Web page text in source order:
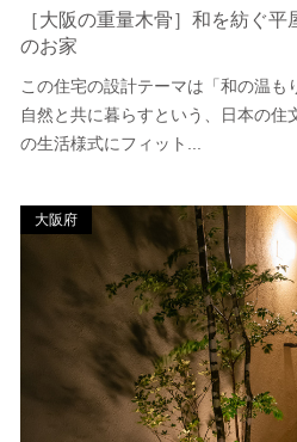
［大阪の重量木骨］和を紡ぐ
のお家
この住宅の設計テーマは「和の温も
自然と共に暮らすという、日本の住
の生活様式にフィット...
大阪府